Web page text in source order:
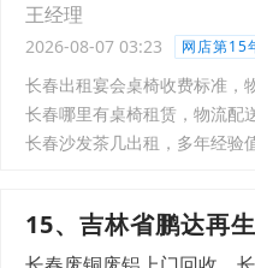
王经理
2026-08-07 03:23 网店第15
长春出租宴会桌椅收费标准，
长春哪里有桌椅租赁，物流配
长春沙发茶几出租，多年经验
15、吉林省鹏达再